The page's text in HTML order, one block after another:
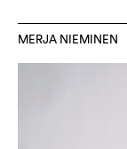
MERJA NIEMINEN